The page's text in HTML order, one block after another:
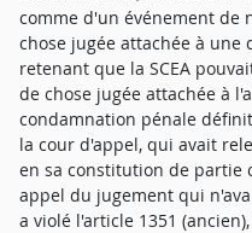
comme d'un événement de
chose jugée attachée à
retenant que la SCEA
de chose jugée attachée à
condamnation pénale
la cour d'appel, qui avait
en sa constitution de partie
appel du jugement qui
a violé l'article 1351